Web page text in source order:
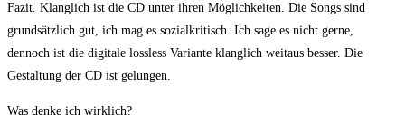
Fazit. Klanglich ist die CD unter ihren Möglichkeiten. Die Songs sind
grundsätzlich gut, ich mag es sozialkritisch. Ich sage es nicht gerne,
dennoch ist die digitale lossless Variante klanglich weitaus besser. Die
Gestaltung der CD ist gelungen.
Was denke ich wirklich?